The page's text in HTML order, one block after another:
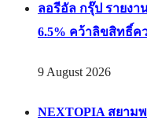
ลอรีอัล กรุ๊ป รายงา
6.5% คว้าลิขสิทธิ์ค
9 August 2026
NEXTOPIA สยาม